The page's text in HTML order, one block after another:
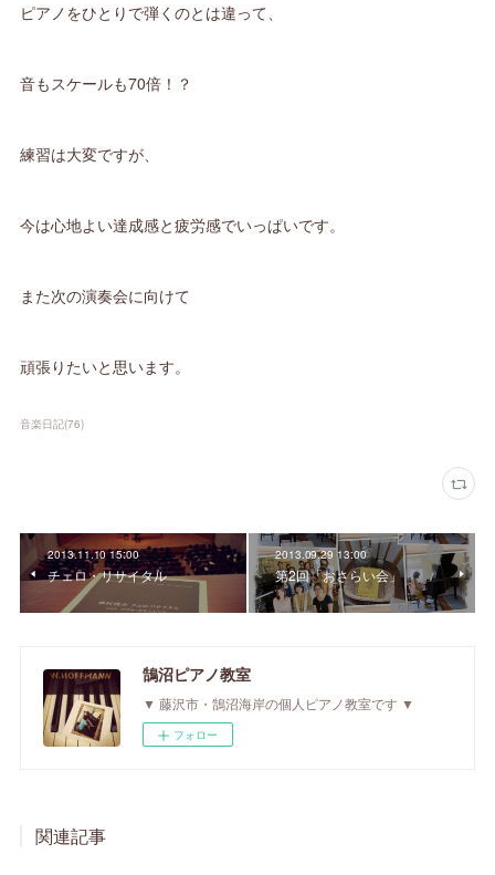
ピアノをひとりで弾くのとは違って、
音もスケールも70倍！？
練習は大変ですが、
今は心地よい達成感と疲労感でいっぱいです。
また次の演奏会に向けて
頑張りたいと思います。
音楽日記(76)
2013.11.10 15:00
チェロ・リサイタル
2013.09.29 13:00
第2回「おさらい会」
鵠沼ピアノ教室
▼ 藤沢市・鵠沼海岸の個人ピアノ教室です ▼
フォロー
関連記事